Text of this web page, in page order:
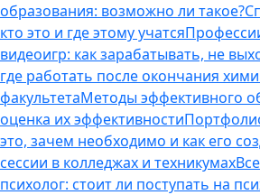
образования: возможно ли такое?
кто это и где этому учатся
видеоигр: как зарабатывать, не
где работать после окончания
факультетаМетоды эффективного
оценка их эффективности
это, зачем необходимо и как его
сессии в колледжах и техникумах
психолог: стоит ли поступать на